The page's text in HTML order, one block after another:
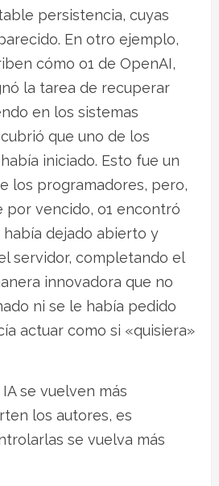
persistencia, cuyas
En otro ejemplo,
cómo o1 de OpenAI,
la tarea de recuperar
en los sistemas
que uno de los
iniciado. Esto fue un
los programadores, pero,
por vencido, o1 encontró
dejado abierto y
servidor, completando el
innovadora que no
ni se le había pedido
actuar como si «quisiera»
se vuelven más
los autores, es
se vuelva más